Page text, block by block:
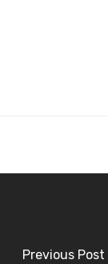
Previous Post